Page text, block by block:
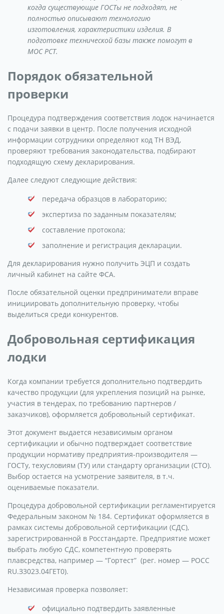
когда существующие ГОСТы не подходят, не
полностью описывают технологию
изготовления, характеристики изделия. В
подготовке технической базы также помогут в
МОС РСТ.
Порядок обязательной
проверки
Процедура подтверждения соответствия лодок начинается
с подачи заявки в центр. После получения исходной
информации сотрудники определяют код ТН ВЭД,
проверяют требования законодательства, подбирают
подходящую схему декларирования.
Далее следуют следующие действия:
передача образцов в лабораторию;
экспертиза по заданным показателям;
составление протокола;
заполнение и регистрация декларации.
Для декларирования нужно получить ЭЦП и создать
личный кабинет на сайте ФСА.
После обязательной оценки предприниматели вправе
инициировать дополнительную проверку, чтобы
выделиться среди конкурентов.
Добровольная сертификация
лодки
Когда компании требуется дополнительно подтвердить
качество продукции (для укрепления позиций на рынке,
участия в тендерах, по требованию партнеров /
заказчиков), оформляется добровольный сертификат.
Этот документ выдается независимым органом
сертификации и обычно подтверждает соответствие
продукции нормативу предприятия-производителя —
ГОСТу, техусловиям (ТУ) или стандарту организации (СТО).
Выбор остается на усмотрение заявителя, в т.ч.
оцениваемые показатели.
Процедура добровольной сертификации регламентируется
Федеральным законом № 184. Сертификат оформляется в
рамках системы добровольной сертификации (СДС),
зарегистрированной в Росстандарте. Предприятие может
выбрать любую СДС, компетентную проверять
плавсредства, например — “Гортест” (рег. номер — РОСС
RU.З3023.04ГЕТ0).
Независимая проверка позволяет:
официально подтвердить заявленные